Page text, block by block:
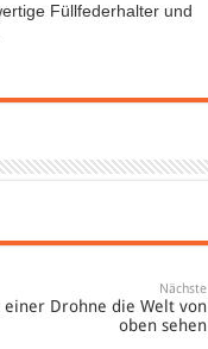
Füllfederhalter und
Nächste
einer Drohne die Welt von
oben sehen